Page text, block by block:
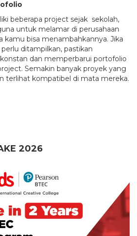
beberapa project sejak sekolah,
untuk melamar di perusahaan
kamu bisa menambahkannya. Jika
ditampilkan, pastikan
dan memperbarui portofolio
Semakin banyak proyek yang
terlihat kompatibel di mata mereka.
2026